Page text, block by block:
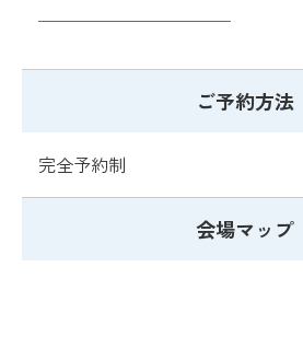
ご予約方法
完全予約制
会場マップ